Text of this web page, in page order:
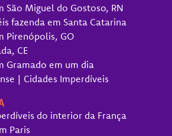
São Miguel do Gostoso, RN
fazenda em Santa Catarina
Pirenópolis, GO
CE
Gramado em um dia
| Cidades Imperdíveis
do interior da França
Paris